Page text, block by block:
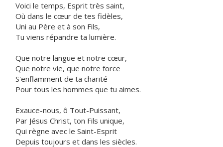
Voici le temps, Esprit très saint,
Où dans le cœur de tes fidèles,
Uni au Père et à son Fils,
Tu viens répandre ta lumière.
Que notre langue et notre cœur,
Que notre vie, que notre force
S'enflamment de ta charité
Pour tous les hommes que tu aimes.
Exauce-nous, ô Tout-Puissant,
Par Jésus Christ, ton Fils unique,
Qui règne avec le Saint-Esprit
Depuis toujours et dans les siècles.